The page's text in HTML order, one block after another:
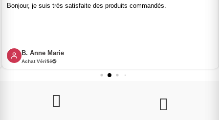
Bonjour, je suis très satisfaite des produits commandés.
B. Anne Marie
Achat Vérifié